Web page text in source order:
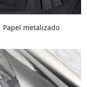
Papel metalizado